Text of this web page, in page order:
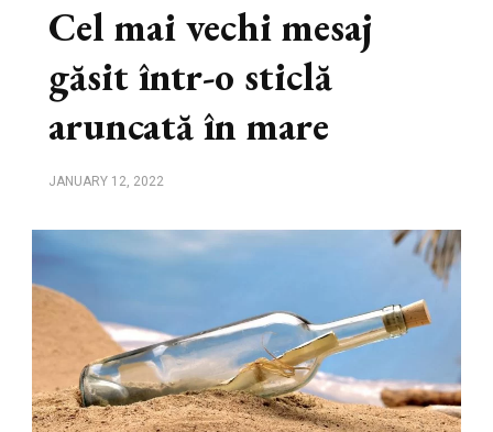
Cel mai vechi mesaj
găsit într-o sticlă
aruncată în mare
JANUARY 12, 2022